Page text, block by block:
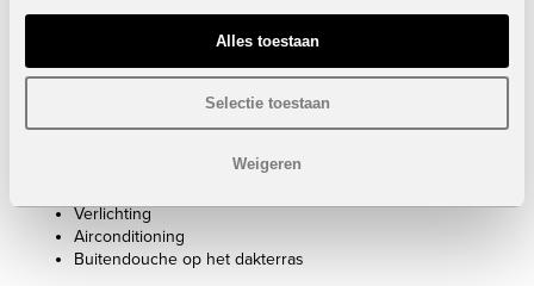
Alles toestaan
Selectie toestaan
Weigeren
Prijzen van439.000 eurotot790.000 euro
Verlichting
Airconditioning
Buitendouche op het dakterras